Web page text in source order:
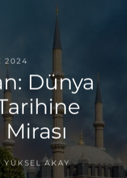
2024
Dünya
YÜKSEL AKAY